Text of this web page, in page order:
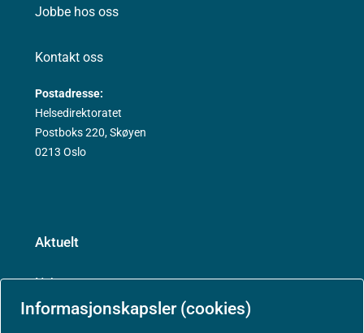
Informasjonskapsler (cookies)
Jobbe hos oss
Kontakt oss
Postadresse:
Helsedirektoratet
Postboks 220, Skøyen
0213 Oslo
Aktuelt
Nyheter